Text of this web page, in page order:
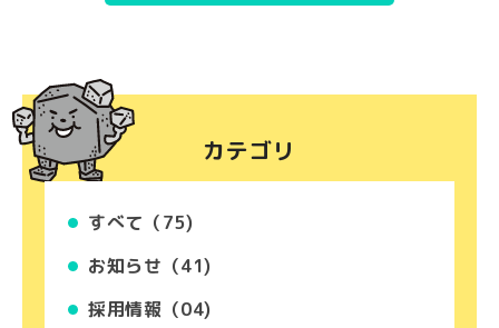
カテゴリ
すべて（75)
お知らせ（41)
採用情報（04)